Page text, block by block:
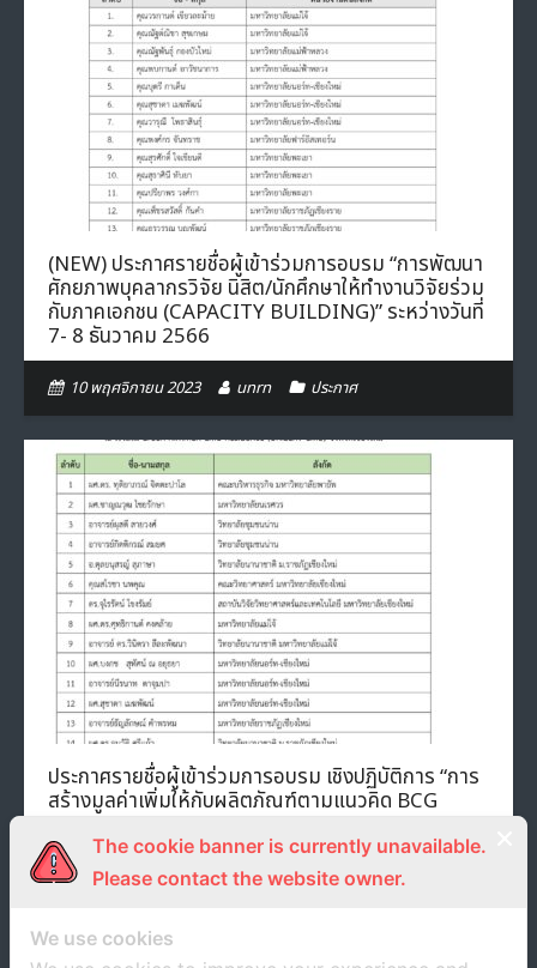
(NEW) ประกาศรายชื่อผู้เข้าร่วมการอบรม “การพัฒนา
ศักยภาพบุคลากรวิจัย นิสิต/นักศึกษาให้ทำงานวิจัยร่วม
กับภาคเอกชน (CAPACITY BUILDING)” ระหว่างวันที่
7- 8 ธันวาคม 2566
10 พฤศจิกายน 2023 unrn ประกาศ
ประกาศรายชื่อผู้เข้าร่วมการอบรม เชิงปฏิบัติการ “การ
สร้างมูลค่าเพิ่มให้กับผลิตภัณฑ์ตามแนวคิด BCG
14 มิถุนายน 2022 unrn ประกาศ
The cookie banner is currently unavailable.
Please contact the website owner.
We use cookies